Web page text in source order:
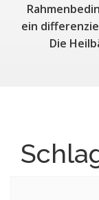
ein
Die